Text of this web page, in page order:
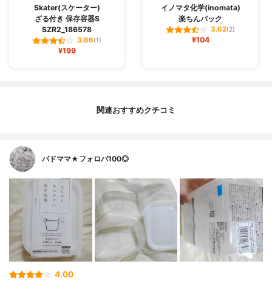
Skater(スケーター)
ざる付き 保存容器S
SZR2_186578
3.66(1)
¥199
イノマタ化学(inomata)
楽ちんパック
3.62(2)
¥104
関連おすすめクチコミ
バドママ★フォロバ100◎
4.00